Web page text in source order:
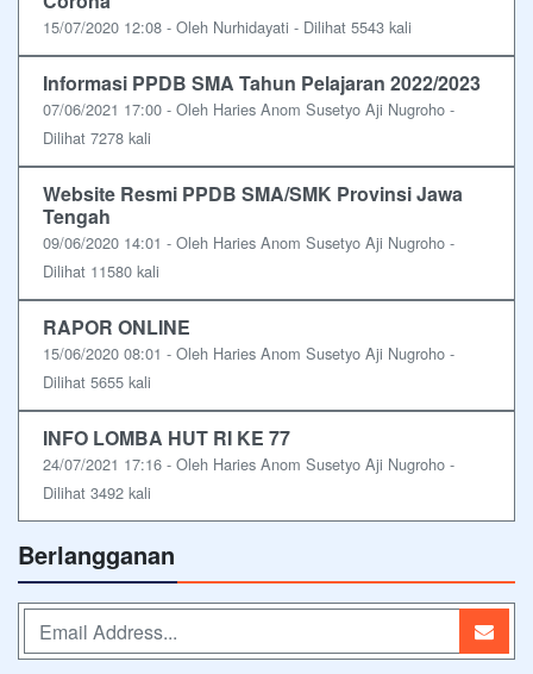
15/07/2020 12:08 - Oleh Nurhidayati - Dilihat 5543 kali
Informasi PPDB SMA Tahun Pelajaran 2022/2023
07/06/2021 17:00 - Oleh Haries Anom Susetyo Aji Nugroho -
Dilihat 7278 kali
Website Resmi PPDB SMA/SMK Provinsi Jawa
Tengah
09/06/2020 14:01 - Oleh Haries Anom Susetyo Aji Nugroho -
Dilihat 11580 kali
RAPOR ONLINE
15/06/2020 08:01 - Oleh Haries Anom Susetyo Aji Nugroho -
Dilihat 5655 kali
INFO LOMBA HUT RI KE 77
24/07/2021 17:16 - Oleh Haries Anom Susetyo Aji Nugroho -
Dilihat 3492 kali
Berlangganan